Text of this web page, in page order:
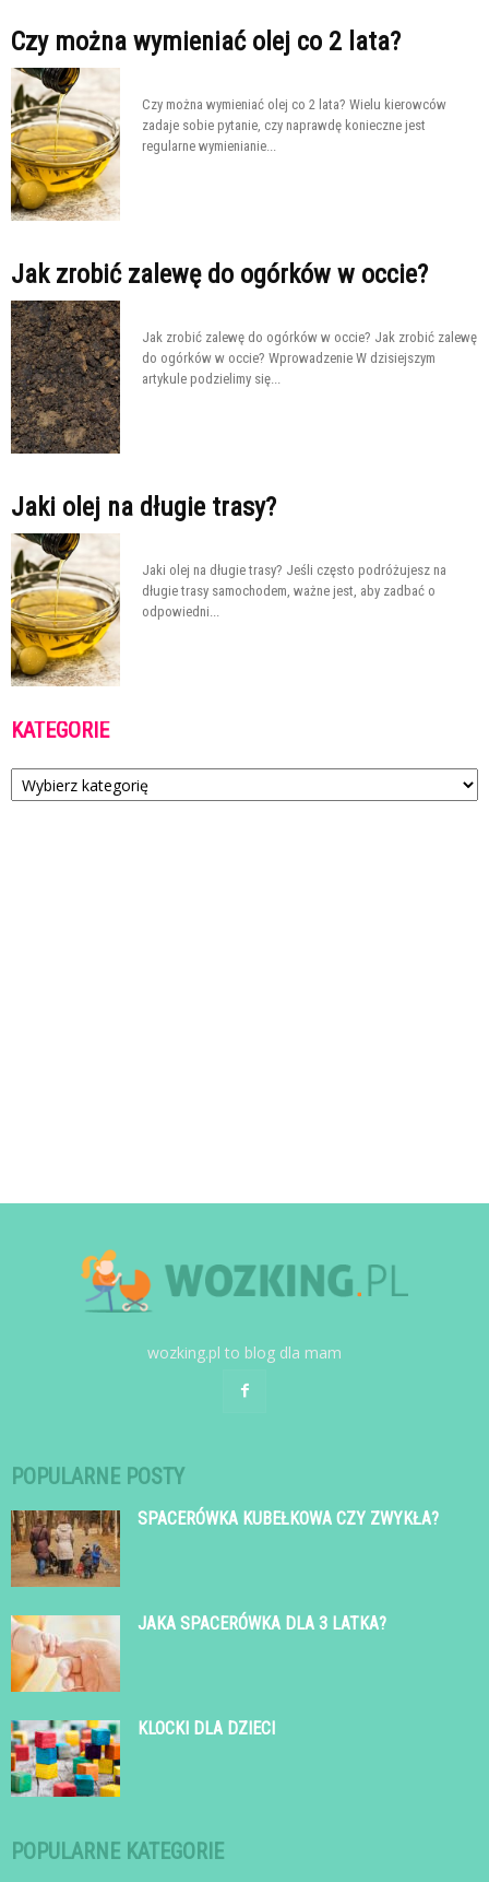
Czy można wymieniać olej co 2 lata?
Czy można wymieniać olej co 2 lata? Wielu kierowców
zadaje sobie pytanie, czy naprawdę konieczne jest
regularne wymienianie...
Jak zrobić zalewę do ogórków w occie?
Jak zrobić zalewę do ogórków w occie? Jak zrobić zalewę
do ogórków w occie? Wprowadzenie W dzisiejszym
artykule podzielimy się...
Jaki olej na długie trasy?
Jaki olej na długie trasy? Jeśli często podróżujesz na
długie trasy samochodem, ważne jest, aby zadbać o
odpowiedni...
KATEGORIE
Kategorie
wozking.pl to blog dla mam
POPULARNE POSTY
SPACERÓWKA KUBEŁKOWA CZY ZWYKŁA?
JAKA SPACERÓWKA DLA 3 LATKA?
KLOCKI DLA DZIECI
POPULARNE KATEGORIE